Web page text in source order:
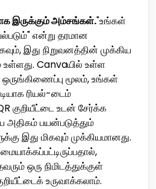
இருக்கும் அம்சங்கள்."உங்கள்
என்று தரமான
இது நிறுவனத்தின் முக்கிய
உள்ளது. Canvaயில் உள்ள
மூலம், உங்கள்
ரியல்-டைம்
குறியீட்டை உடன் சேர்க்க
அதிகம் பயன்படுத்தும்
இது மிகவும் முக்கியமானது.
ஒரு நிமிடத்துக்குள்
உருவாக்கலாம்.